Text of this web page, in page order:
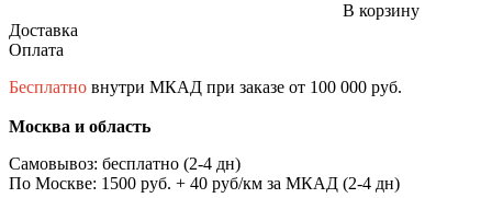
В корзину
Доставка
Оплата
Бесплатно внутри МКАД при заказе от 100 000 руб.
Москва и область
Самовывоз: бесплатно (2-4 дн)
По Москве: 1500 руб. + 40 руб/км за МКАД (2-4 дн)